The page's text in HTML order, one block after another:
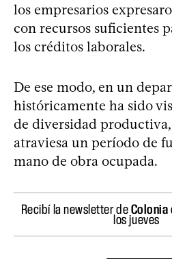
los empresarios
con recursos suficientes
los créditos laborales.
De ese modo, en un
históricamente ha sido
de diversidad
atraviesa un período de
mano de obra ocupada.
Recibí la newsletter deColonia
los jueves